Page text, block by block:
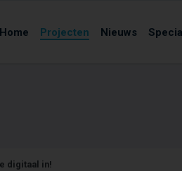
Home Projecten Nieuws
digitaal in!